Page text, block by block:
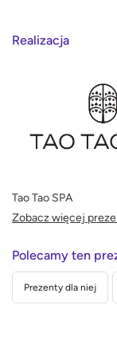
Realizacja
Tao Tao SPA
Zobacz więcej
Polecamy ten
Prezenty dla niej